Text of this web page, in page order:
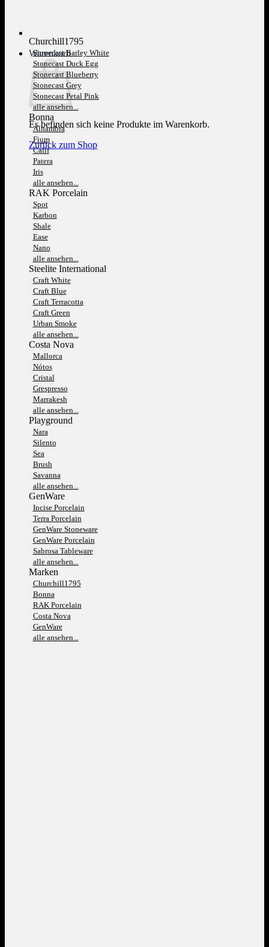
Warenkorb
Es befinden sich keine Produkte im Warenkorb.
Zurück zum Shop
Churchill1795
Stonecast Barley White
Stonecast Duck Egg
Stonecast Blueberry
Stonecast Grey
Stonecast Petal Pink
alle ansehen...
Bonna
Alhambra
Fium
Calif
Patera
Iris
alle ansehen...
RAK Porcelain
Spot
Karbon
Shale
Ease
Nano
alle ansehen...
Steelite International
Craft White
Craft Blue
Craft Terracotta
Craft Green
Urban Smoke
alle ansehen...
Costa Nova
Mallorca
Nótos
Cristal
Grespresso
Marrakesh
alle ansehen...
Playground
Nara
Silento
Sea
Brush
Savanna
alle ansehen...
GenWare
Incise Porcelain
Terra Porcelain
GenWare Stoneware
GenWare Porcelain
Sabrosa Tableware
alle ansehen...
Marken
Churchill1795
Bonna
RAK Porcelain
Costa Nova
GenWare
alle ansehen...